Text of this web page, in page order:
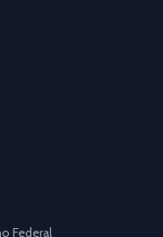
Federal